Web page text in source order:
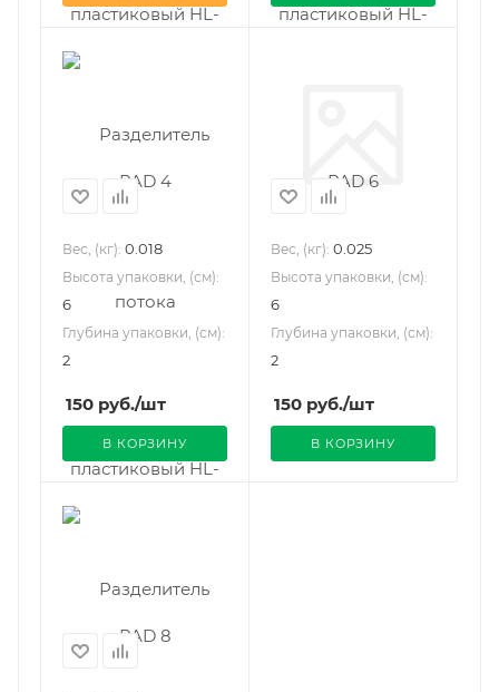
Вес, (кг): 0.018
Высота упаковки, (см):
6
Глубина упаковки, (см):
2
150 руб./шт
В КОРЗИНУ
Вес, (кг): 0.025
Высота упаковки, (см):
6
Глубина упаковки, (см):
2
150 руб./шт
В КОРЗИНУ